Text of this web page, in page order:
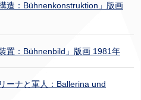
造：Bühnenkonstruktion」版画
置：Bühnenbild」版画 1981年
ーナと軍人：Ballerina und